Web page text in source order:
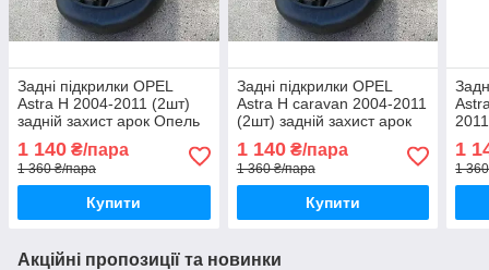
Задні підкрилки OPEL
Astra H 2004-2011 (2шт)
задній захист арок Опель
1 140 ₴/пара
1 360 ₴/пара
Купити
Задні підкрилки OPEL
Astra H caravan 2004-2011
(2шт) задній захист арок
пара задніх
1 140₴/пара
1 360 ₴/пара
Купити
1
1
Акційні пропозиції та новинки